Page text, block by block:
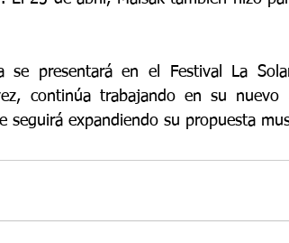
presentará en el Festival La
continúa trabajando en su nuevo
seguirá expandiendo su propuesta